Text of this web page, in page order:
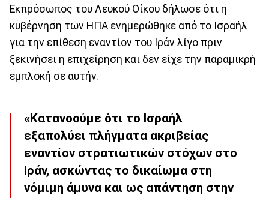
Εκπρόσωπος του Λευκού Οίκου δήλωσε ότι η
κυβέρνηση των ΗΠΑ ενημερώθηκε από το Ισραήλ
για την επίθεση εναντίον του Ιράν λίγο πριν
ξεκινήσει η επιχείρηση και δεν είχε την παραμικρή
εμπλοκή σε αυτήν.
«Κατανοούμε ότι το Ισραήλ
εξαπολύει πλήγματα ακριβείας
εναντίον στρατιωτικών στόχων στο
Ιράν, ασκώντας το δικαίωμα στη
νόμιμη άμυνα και ως απάντηση στην